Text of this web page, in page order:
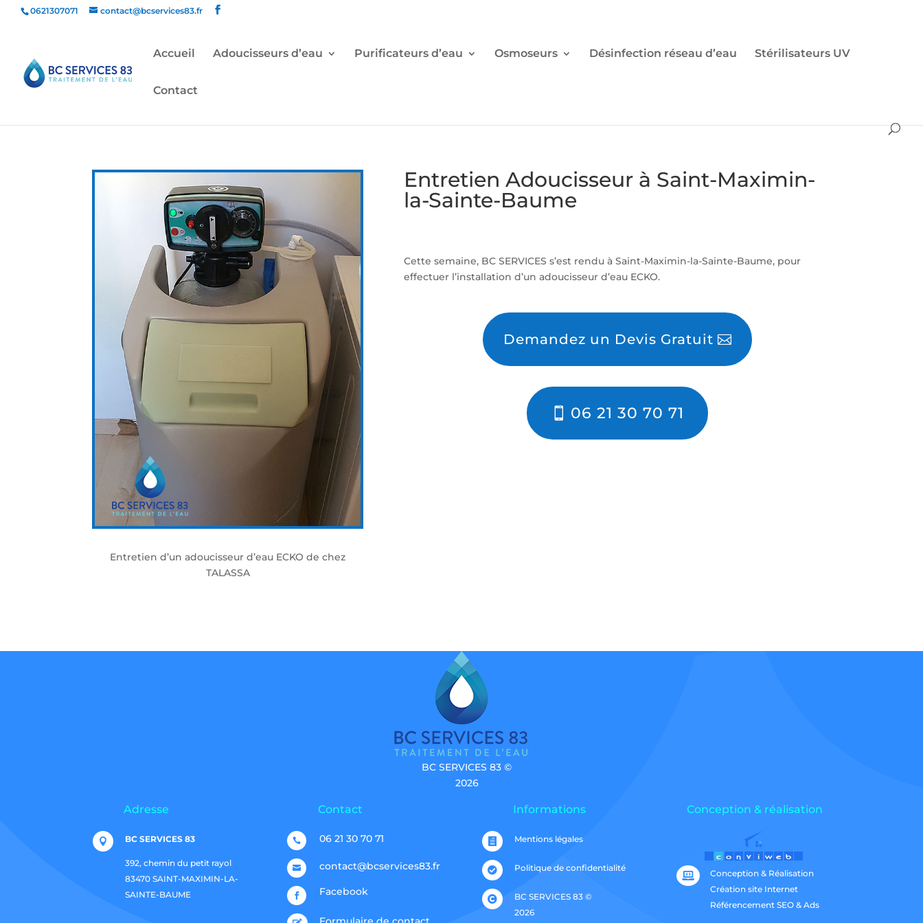
0621307071 contact@bcservices83.fr
Accueil Adoucisseurs d’eau Purificateurs d’eau Osmoseurs Désinfection réseau d’eau Stérilisateurs UV
Contact
Entretien d’un adoucisseur d’eau ECKO de chez
TALASSA
Entretien Adoucisseur à Saint-Maximin-
la-Sainte-Baume
Cette semaine, BC SERVICES s’est rendu à Saint-Maximin-la-Sainte-Baume, pour
effectuer l’installation d’un adoucisseur d’eau ECKO.
Demandez un Devis Gratuit
06 21 30 70 71
BC SERVICES 83 ©
2026
Adresse
 BC SERVICES 83
392, chemin du petit rayol
83470 SAINT-MAXIMIN-LA-
SAINTE-BAUME
Contact
 06 21 30 70 71
 contact@bcservices83.fr
 Facebook
Informations
 Mentions légales
 Politique de confidentialité

BC SERVICES 83 ©
2026
Conception & réalisation

Conception & Réalisation
Création site Internet
Référencement SEO & Ads